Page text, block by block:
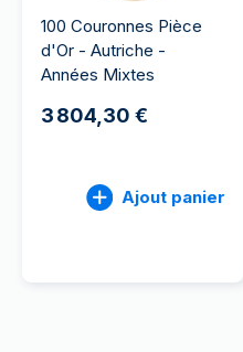
100 Couronnes Pièce
d'Or - Autriche -
Années Mixtes
3 804,30 €
Ajout panier